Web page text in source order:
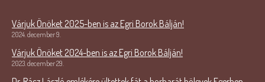
Várjuk Önöket 2025-ben is az Egri Borok Bálján!
2024. december 9.
Várjuk Önöket 2024-ben is az Egri Borok Bálján!
2023. december 29.